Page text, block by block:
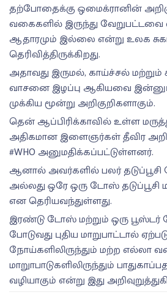
தற்போதைக்கு ஒமைக்ரானின்
வகைகளில் இருந்து வேறுபட்டவை
ஆதாரமும் இல்லை என்று உலக
தெரிவித்திருக்கிறது.
அதாவது இருமல், காய்ச்சல்
வாசனை இழப்பு ஆகியவை
முக்கிய மூன்று அறிகுறிகளாகும்.
தென் ஆப்பிரிக்காவில் உள்ள
அதிகமான இளைஞர்கள் தீவிர
#WHO அனுமதிக்கப்பட்டுள்ளனர்.
ஆனால் அவர்களில் பலர்
அல்லது ஒரே ஒரு டோஸ்
என தெரியவந்துள்ளது.
இரண்டு டோஸ் மற்றும் ஒரு பூஸ்டர்
போடுவது புதிய மாறுபாட்டால்
நோய்களிலிருந்தும் மற்ற
மாறுாபாடுகளிலிருந்தும்
வழியாகும் என்று இது